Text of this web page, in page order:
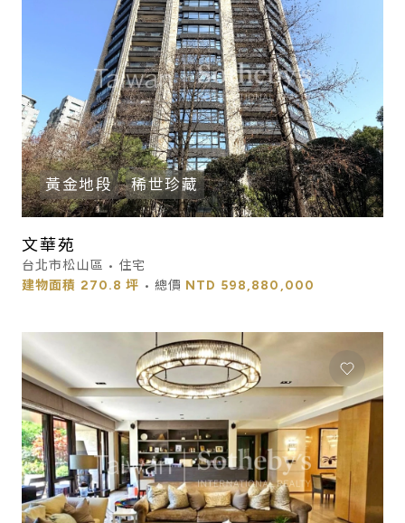
黃金地段 稀世珍藏
文華苑
台北市松山區 • 住宅
建物面積 270.8 坪 • 總價 NTD 598,880,000